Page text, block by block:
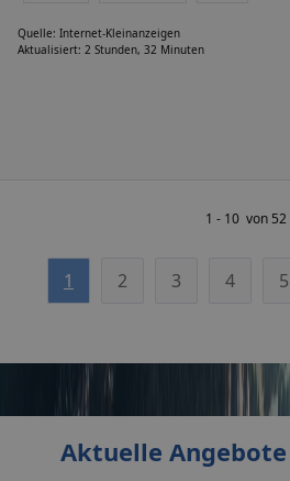
Quelle: Internet-Kleinanzeigen
Aktualisiert: 2 Stunden, 32 Minuten
1 - 10 von 52
1 2 3 4 5
Aktuelle Angebote